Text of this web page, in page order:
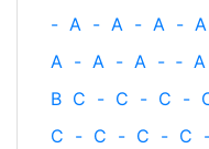
- A - A - A - A
A - A - A - ‐ A
B C - C - C -
C - C - C - C